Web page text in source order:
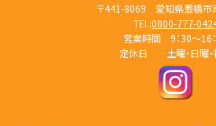
〒441-8069 愛知県豊橋市
TEL:0800-777-
営業時間 9：30～16
定休日 土曜・日曜・